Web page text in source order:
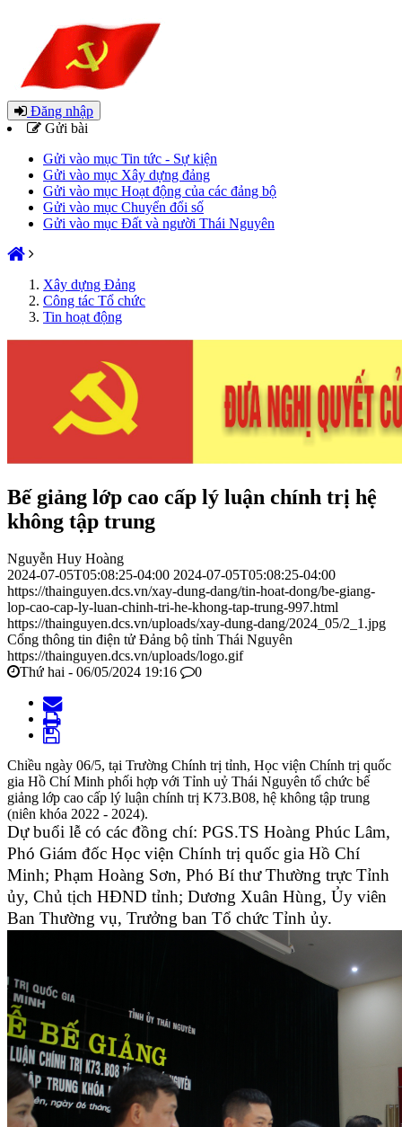
Đăng nhập
Gửi bài
Gửi vào mục Tin tức - Sự kiện
Gửi vào mục Xây dựng đảng
Gửi vào mục Hoạt động của các đảng bộ
Gửi vào mục Chuyển đổi số
Gửi vào mục Đất và người Thái Nguyên
Xây dựng Đảng
Công tác Tổ chức
Tin hoạt động
Bế giảng lớp cao cấp lý luận chính trị hệ
không tập trung
Nguyễn Huy Hoàng
2024-07-05T05:08:25-04:00 2024-07-05T05:08:25-04:00
https://thainguyen.dcs.vn/xay-dung-dang/tin-hoat-dong/be-giang-
lop-cao-cap-ly-luan-chinh-tri-he-khong-tap-trung-997.html
https://thainguyen.dcs.vn/uploads/xay-dung-dang/2024_05/2_1.jpg
Cổng thông tin điện tử Đảng bộ tỉnh Thái Nguyên
https://thainguyen.dcs.vn/uploads/logo.gif
Thứ hai - 06/05/2024 19:16
0
Chiều ngày 06/5, tại Trường Chính trị tỉnh, Học viện Chính trị quốc
gia Hồ Chí Minh phối hợp với Tỉnh uỷ Thái Nguyên tổ chức bế
giảng lớp cao cấp lý luận chính trị K73.B08, hệ không tập trung
(niên khóa 2022 - 2024).
Dự buổi lễ có các đồng chí: PGS.TS Hoàng Phúc Lâm,
Phó Giám đốc Học viện Chính trị quốc gia Hồ Chí
Minh; Phạm Hoàng Sơn, Phó Bí thư Thường trực Tỉnh
ủy, Chủ tịch HĐND tỉnh; Dương Xuân Hùng, Ủy viên
Ban Thường vụ, Trưởng ban Tổ chức Tỉnh ủy.